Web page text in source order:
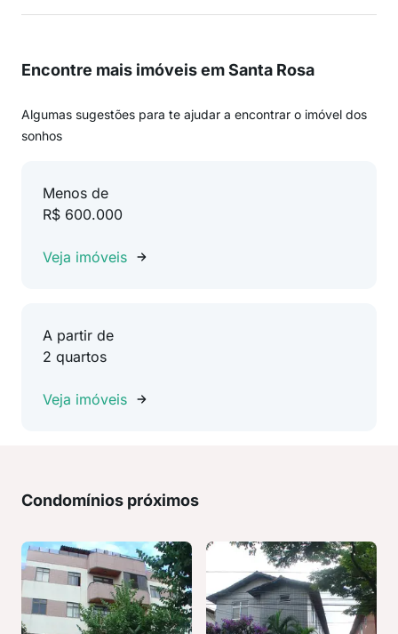
Encontre mais imóveis em Santa Rosa
Algumas sugestões para te ajudar a encontrar o imóvel dos
sonhos
Menos de
R$ 600.000
Veja imóveis
A partir de
2 quartos
Veja imóveis
Condomínios próximos